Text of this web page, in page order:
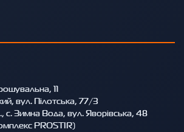
11
вул. Пілотська, 77/3
с. Зимна Вода, вул. Яворівська, 48
PROSTIR)